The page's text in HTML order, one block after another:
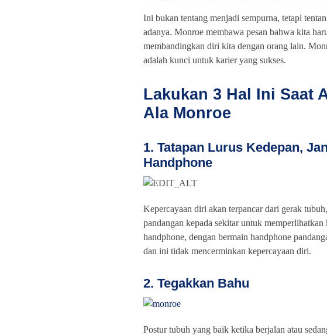
Ini bukan tentang menjadi sempurna, tetapi
adanya. Monroe membawa pesan bahwa kita
membandingkan diri kita dengan orang lain.
adalah kunci untuk karier yang sukses.
Lakukan 3 Hal Ini Saat
Ala Monroe
1. Tatapan Lurus Kedepan,
Handphone
Kepercayaan diri akan terpancar dari gerak
pandangan kepada sekitar untuk
handphone, dengan bermain handphone
dan ini tidak mencerminkan kepercayaan diri.
2. Tegakkan Bahu
Postur tubuh yang baik ketika berjalan atau